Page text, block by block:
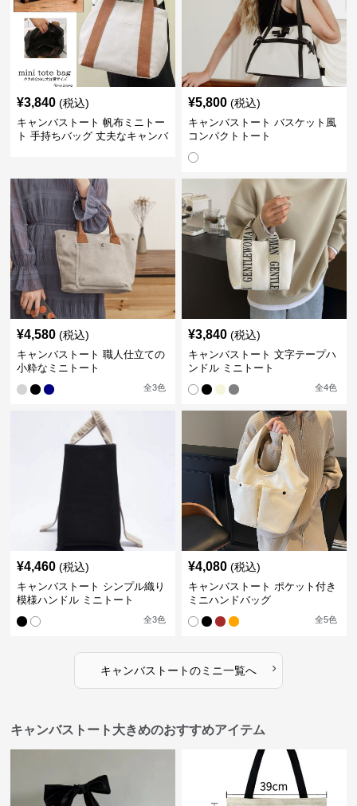
¥3,840 (税込)
キャンバストート 帆布ミニトー
ト 手持ちバッグ 丈夫なキャンバ
¥5,800 (税込)
キャンバストート バスケット風
コンパクトトート
¥4,580 (税込)
キャンバストート 職人仕立ての
小粋なミニトート
全3色
¥3,840 (税込)
キャンバストート 文字テープハ
ンドル ミニトート
全4色
¥4,460 (税込)
キャンバストート シンプル織り
模様ハンドル ミニトート
全3色
¥4,080 (税込)
キャンバストート ポケット付き
ミニハンドバッグ
全5色
キャンバストートのミニ一覧へ ›
キャンバストート大きめのおすすめアイテム